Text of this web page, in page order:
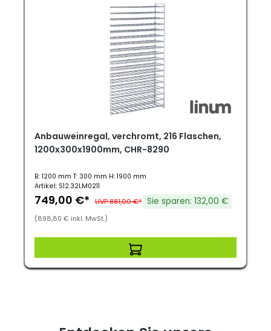
Anbauweinregal, verchromt, 216 Flaschen,
1200x300x1900mm, CHR-8290
B: 1200 mm T: 300 mm H: 1900 mm
Artikel: S12.32LM0211
749,00 €* UVP 881,00 €* Sie sparen: 132,00 €
(898,80 € inkl. MwSt.)